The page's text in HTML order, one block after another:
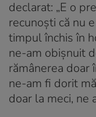
declarat: „E o
recunoști că nu
timpul închis în
ne-am obișnuit
rămânerea doar
ne-am fi dorit
doar la meci, ne